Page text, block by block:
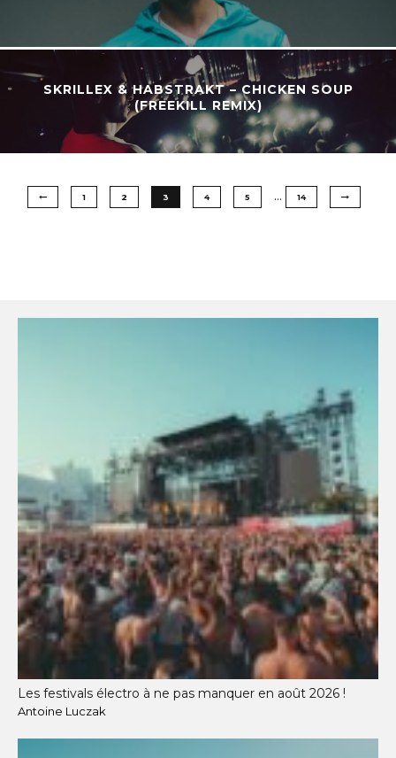
SKRILLEX & HABSTRAKT – CHICKEN SOUP
(FREEKILL REMIX)
1 2 3 4 5 … 14
Les festivals électro à ne pas manquer en août 2026 !
Antoine Luczak